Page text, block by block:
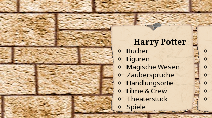
Harry Potter
Bücher
Figuren
Magische Wesen
Zaubersprüche
Handlungsorte
Filme & Crew
Theaterstück
Spiele